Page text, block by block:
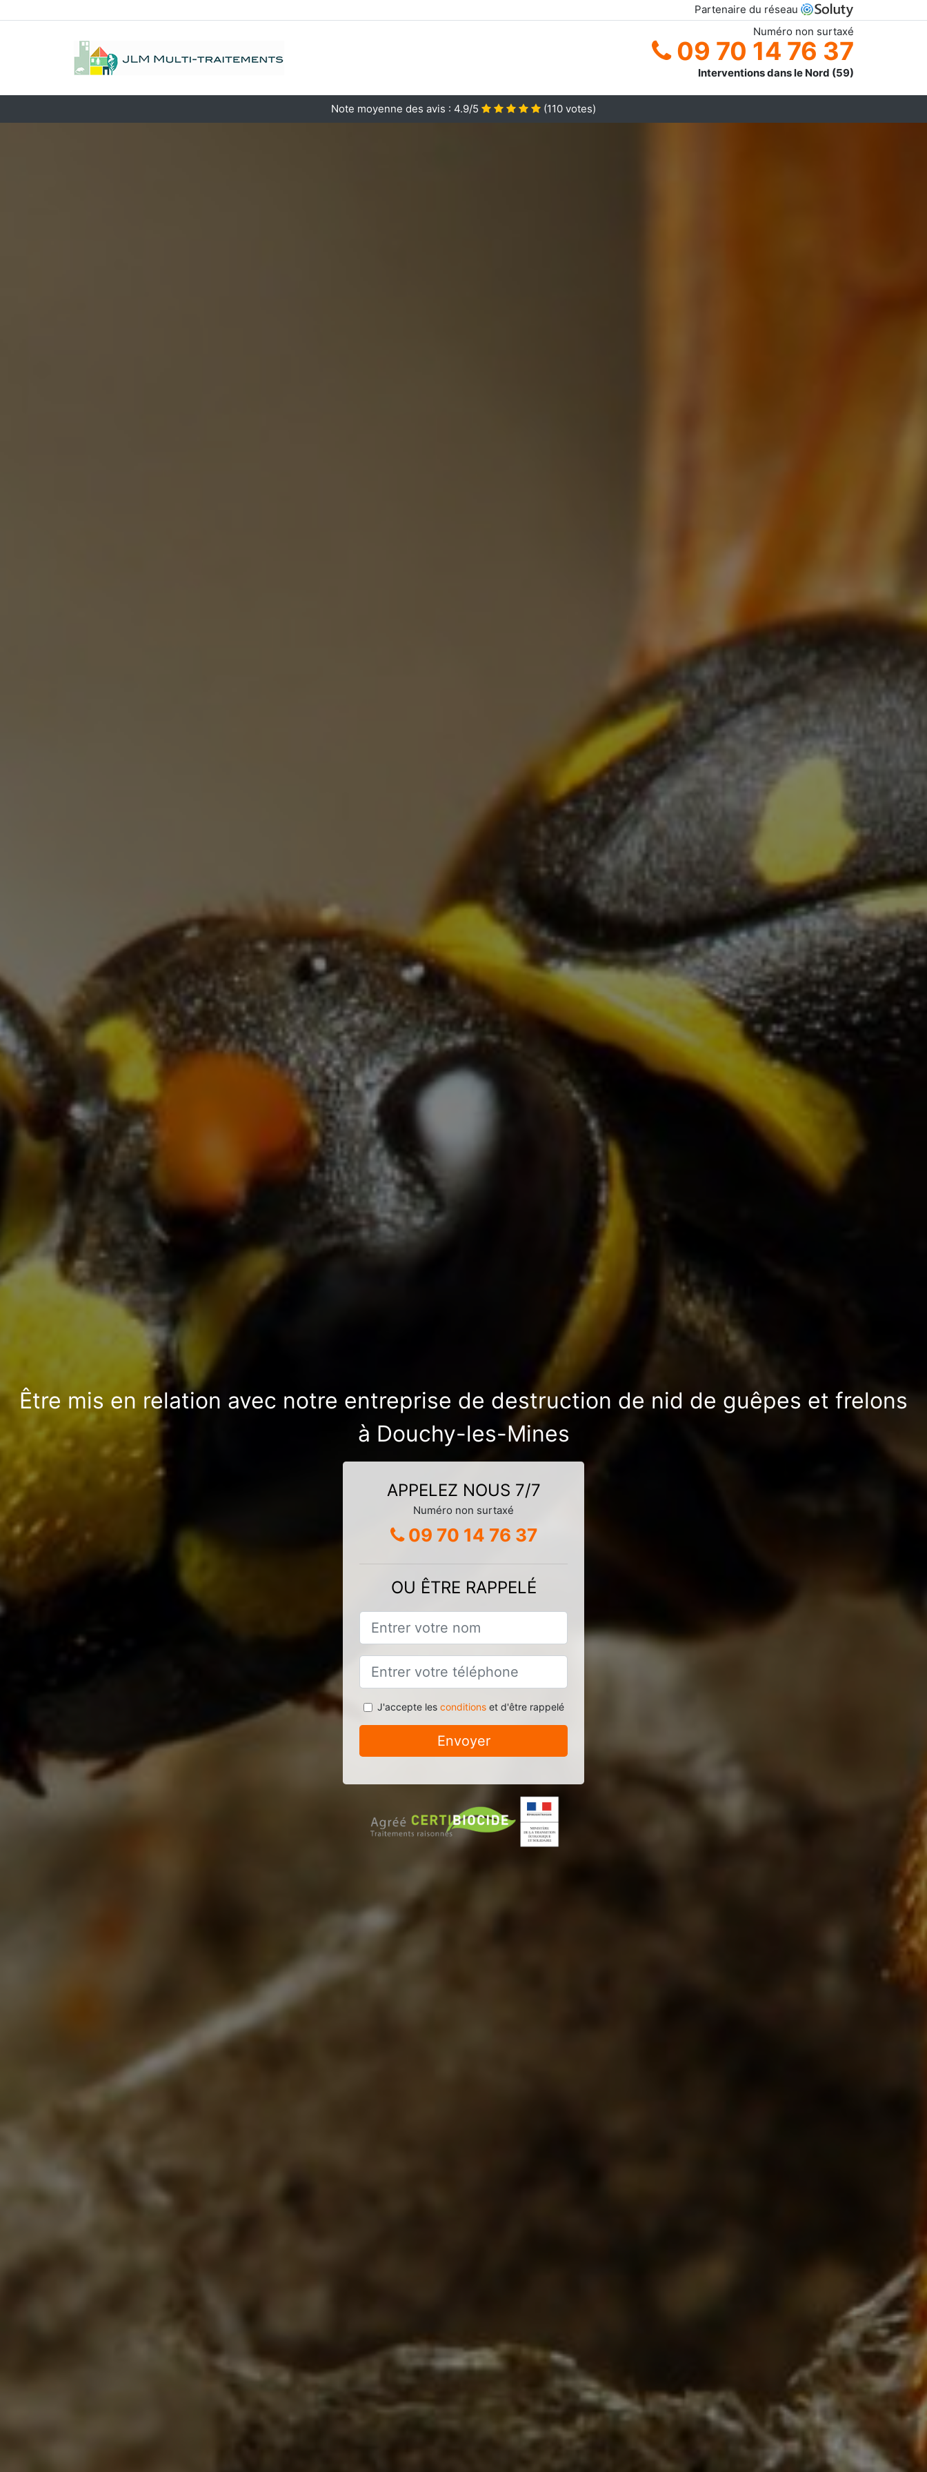
Partenaire du réseau
Numéro non surtaxé
09 70 14 76 37
Interventions dans le Nord (59)
Note moyenne des avis : 4.9/5 (110 votes)
Être mis en relation avec notre entreprise de destruction de nid de guêpes et frelons
à Douchy-les-Mines
APPELEZ NOUS 7/7
Numéro non surtaxé
09 70 14 76 37
OU ÊTRE RAPPELÉ
J'accepte les conditionset d'être rappelé
Envoyer